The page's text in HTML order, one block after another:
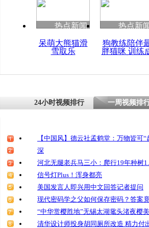
热点新闻
呆萌大熊猫滑
雪取乐
热点新闻
狗教练陪伴
胖猫咪 训练
24小时视频排行 一周视频排
【中国风】德云社孟鹤堂：万物皆可
深
河北无腿老兵马三小：爬行19年种树
信号灯Plus！浑身都亮
美国发言人即兴用中文回答记者提问
现代密码学之父如何保存密码？答案
“中华赏樱胜地”无锡太湖鼋头渚夜樱
清华设计师投身胡同厕所改造 精力付